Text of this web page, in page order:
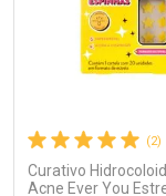
Comprar sem
Por R$ 28,40/
Comprar sem
Por R$ 28,40/
(2)
Curativo
Acne Ever You